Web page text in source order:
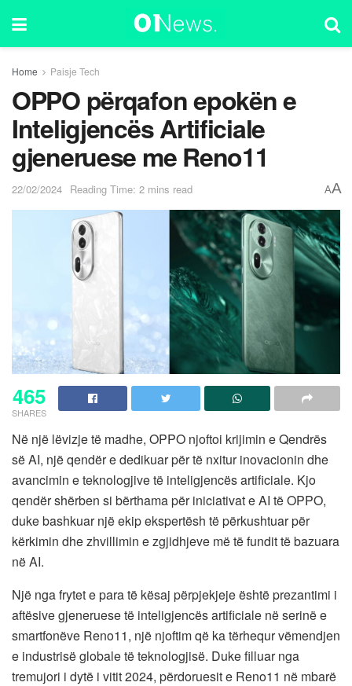
Home Paisje Tech
OPPO përqafon epokën e
Inteligjencës Artificiale
gjeneruese me Reno11
22/02/2024 Reading Time: 2 mins read AA
465
SHARES
Në një lëvizje të madhe, OPPO njoftoi krijimin e Qendrës
së AI, një qendër e dedikuar për të nxitur inovacionin dhe
avancimin e teknologjive të inteligjencës artificiale. Kjo
qendër shërben si bërthama për iniciativat e AI të OPPO,
duke bashkuar një ekip ekspertësh të përkushtuar për
kërkimin dhe zhvillimin e zgjidhjeve më të fundit të bazuara
në AI.
Një nga frytet e para të kësaj përpjekjeje është prezantimi i
aftësive gjeneruese të inteligjencës artificiale në serinë e
smartfonëve Reno11, një njoftim që ka tërhequr vëmendjen
e industrisë globale të teknologjisë. Duke filluar nga
tremujori i dytë i vitit 2024, përdoruesit e Reno11 në mbarë